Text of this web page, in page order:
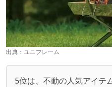
出典： ユニフレーム
5位は、不動の人気アイテ